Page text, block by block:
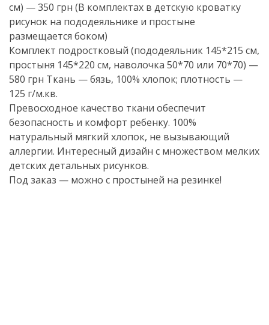
см) — 350 грн (В комплектах в детскую кроватку
рисунок на пододеяльнике и простыне
размещается боком)
Комплект подростковый (пододеяльник 145*215 см,
простыня 145*220 см, наволочка 50*70 или 70*70) —
580 грн Ткань — бязь, 100% хлопок; плотность —
125 г/м.кв.
Превосходное качество ткани обеспечит
безопасность и комфорт ребенку. 100%
натуральный мягкий хлопок, не вызывающий
аллергии. Интересный дизайн с множеством мелких
детских детальных рисунков.
Под заказ — можно с простыней на резинке!